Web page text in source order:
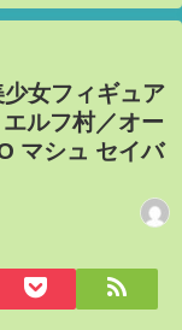
セ
女フィギュア
ルフ村／オー
マシュ セイバ